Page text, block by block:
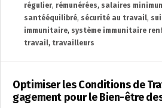
régulier, rémunérées, salaires
santééquilibré, sécurité au travail,
immunitaire, système immunitaire
travail, travailleurs
Optimiser les Conditions de
gagement pour le Bien-être